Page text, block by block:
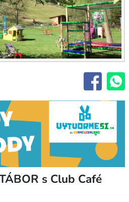
s Club Café